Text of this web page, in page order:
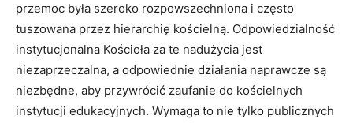
przemoc była szeroko rozpowszechniona i często
tuszowana przez hierarchię kościelną. Odpowiedzialność
instytucjonalna Kościoła za te nadużycia jest
niezaprzeczalna, a odpowiednie działania naprawcze są
niezbędne, aby przywrócić zaufanie do kościelnych
instytucji edukacyjnych. Wymaga to nie tylko publicznych